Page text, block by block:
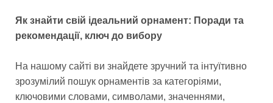
Як знайти свій ідеальний орнамент: Поради та
рекомендації, ключ до вибору
На нашому сайті ви знайдете зручний та інтуїтивно
зрозумілий пошук орнаментів за категоріями,
ключовими словами, символами, значеннями,